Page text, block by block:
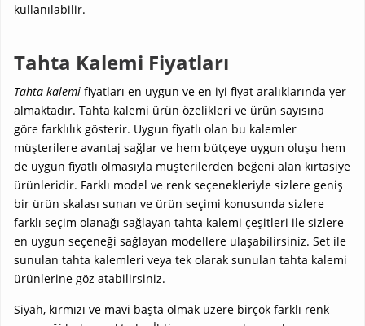
kullanılabilir.
Tahta Kalemi Fiyatları
Tahta kalemi fiyatları en uygun ve en iyi fiyat aralıklarında yer
almaktadır. Tahta kalemi ürün özelikleri ve ürün sayısına
göre farklılık gösterir. Uygun fiyatlı olan bu kalemler
müşterilere avantaj sağlar ve hem bütçeye uygun oluşu hem
de uygun fiyatlı olmasıyla müşterilerden beğeni alan kırtasiye
ürünleridir. Farklı model ve renk seçenekleriyle sizlere geniş
bir ürün skalası sunan ve ürün seçimi konusunda sizlere
farklı seçim olanağı sağlayan tahta kalemi çeşitleri ile sizlere
en uygun seçeneği sağlayan modellere ulaşabilirsiniz. Set ile
sunulan tahta kalemleri veya tek olarak sunulan tahta kalemi
ürünlerine göz atabilirsiniz.
Siyah, kırmızı ve mavi başta olmak üzere birçok farklı renk